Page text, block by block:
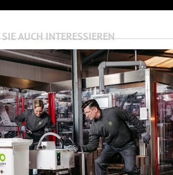
AUCH INTERESSIEREN